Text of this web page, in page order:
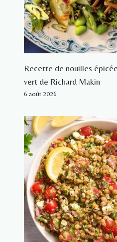
Recette de nouilles
vert de Richard Makin
6 août 2026